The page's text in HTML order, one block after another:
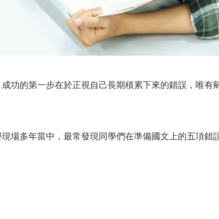
功的第一步在於正視自己長期積累下來的錯誤，唯有
場多年當中，最常發現同學們在準備國文上的五項錯